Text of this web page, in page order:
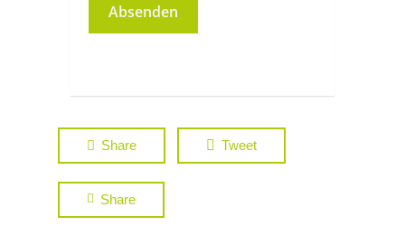
Share Tweet
Share